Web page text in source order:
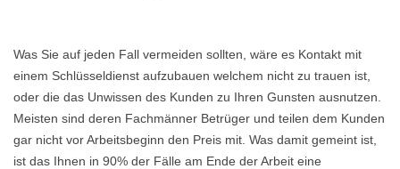
Was Sie auf jeden Fall vermeiden sollten, wäre es Kontakt mit
einem Schlüsseldienst aufzubauen welchem nicht zu trauen ist,
oder die das Unwissen des Kunden zu Ihren Gunsten ausnutzen.
Meisten sind deren Fachmänner Betrüger und teilen dem Kunden
gar nicht vor Arbeitsbeginn den Preis mit. Was damit gemeint ist,
ist das Ihnen in 90% der Fälle am Ende der Arbeit eine